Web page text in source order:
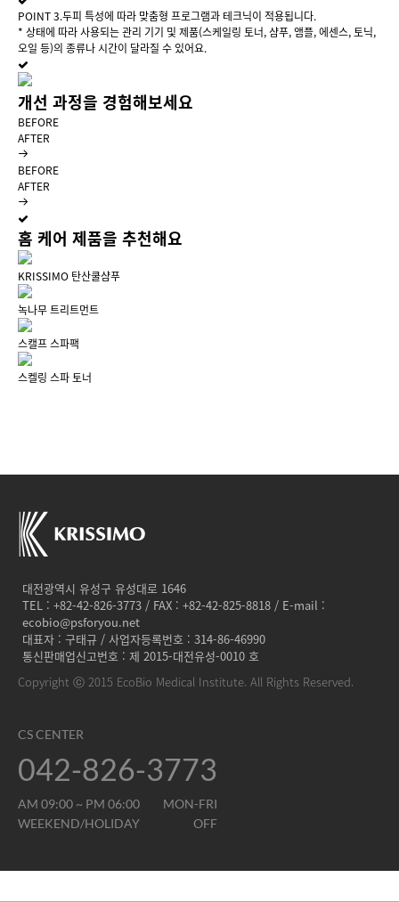
POINT 3.두피 특성에 따라 맞춤형 프로그램과 테크닉이 적용됩니다.
* 상태에 따라 사용되는 관리 기기 및 제품(스케일링 토너, 샴푸, 앰플, 에센스, 토닉,
오일 등)의 종류나 시간이 달라질 수 있어요.
개선 과정을 경험해보세요
BEFORE
AFTER
BEFORE
AFTER
홈 케어 제품을 추천해요
KRISSIMO 탄산쿨샴푸
녹나무 트리트먼트
스캘프 스파팩
스켈링 스파 토너
대전광역시 유성구 유성대로 1646
TEL : +82-42-826-3773 / FAX : +82-42-825-8818 / E-mail :
ecobio@psforyou.net
대표자 : 구태규 / 사업자등록번호 : 314-86-46990
통신판매업신고번호 : 제 2015-대전유성-0010 호
Copyright ⓒ 2015 EcoBio Medical Institute. All Rights Reserved.
CS CENTER
042-826-3773
AM 09:00 ~ PM 06:00
MON-FRI
WEEKEND/HOLIDAY
OFF